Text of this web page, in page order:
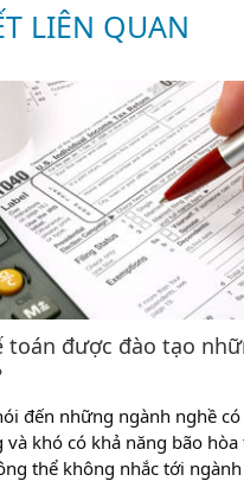
LIÊN QUAN
toán được đào tạo
đến những ngành nghề
khó có khả năng bão
thể không nhắc tới